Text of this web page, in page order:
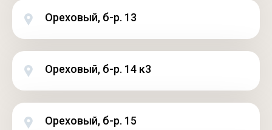
Ореховый, б-р. 13
Ореховый, б-р. 14 к3
Ореховый, б-р. 15